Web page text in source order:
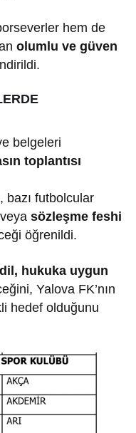
hem de
olumlu ve güven
belgeleri
toplantısı
bazı futbolcular
veyasözleşme feshi
öğrenildi.
hukuka uygun
Yalova FK’nın
hedef olduğunu